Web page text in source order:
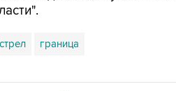
граница